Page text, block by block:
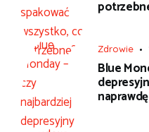
Zdrowie
Blue